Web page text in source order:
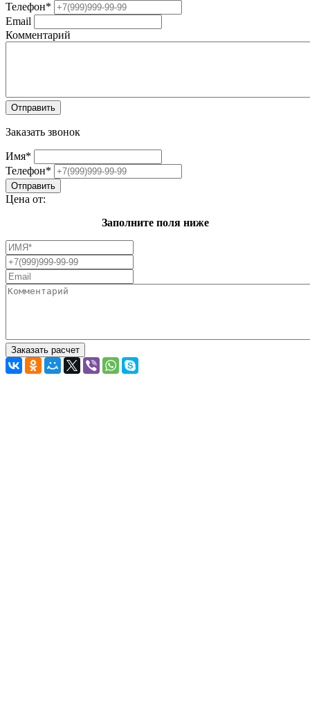
Телефон*
Email
Комментарий
Заказать звонок
Имя*
Телефон*
Цена от:
Заполните поля ниже